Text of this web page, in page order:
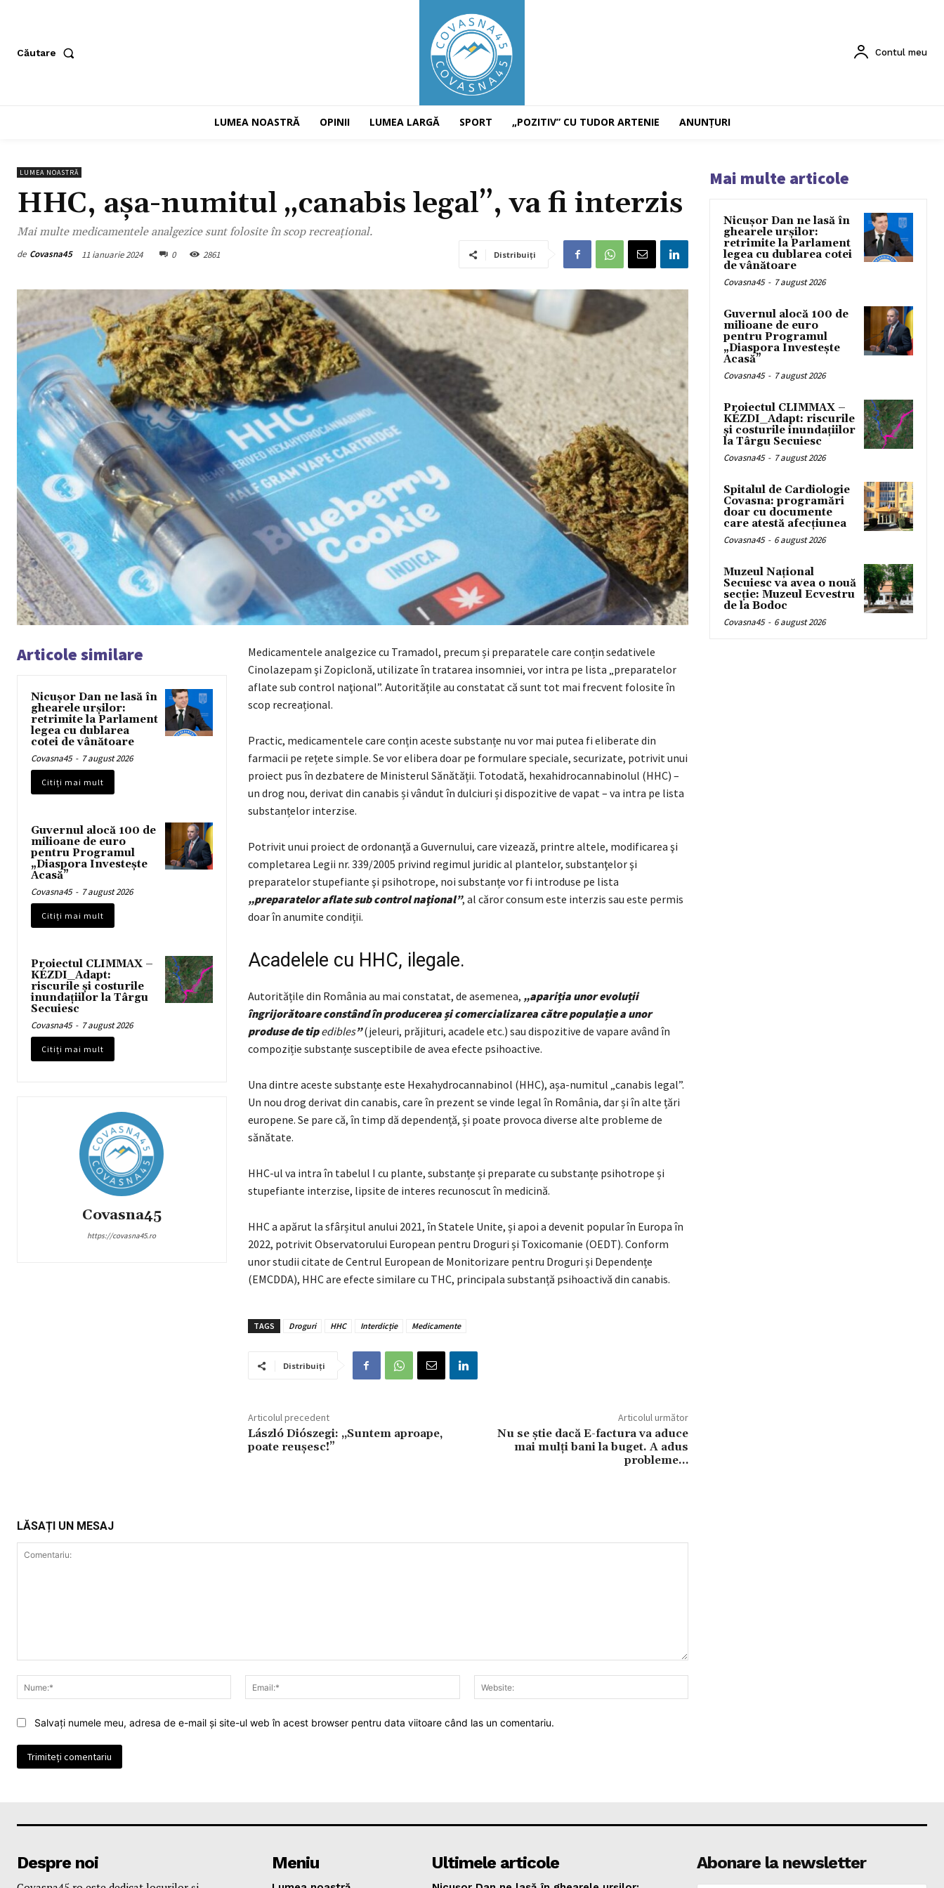
Căutare Contul meu
LUMEA NOASTRĂ OPINII LUMEA LARGĂ SPORT „POZITIV” CU TUDOR ARTENIE ANUNȚURI
LUMEA NOASTRĂ
HHC, așa-numitul „canabis legal”, va fi interzis
Mai multe medicamentele analgezice sunt folosite în scop recreațional.
de Covasna45 11 ianuarie 2024 0 2861 Distribuiți
Articole similare
Nicușor Dan ne lasă în
ghearele urșilor:
retrimite la Parlament
legea cu dublarea
cotei de vânătoare
Covasna45 - 7 august 2026
Citiți mai mult
Guvernul alocă 100 de
milioane de euro
pentru Programul
„Diaspora Investește
Acasă”
Covasna45 - 7 august 2026
Citiți mai mult
Proiectul CLIMMAX –
KÉZDI_Adapt:
riscurile și costurile
inundațiilor la Târgu
Secuiesc
Covasna45 - 7 august 2026
Citiți mai mult
Covasna45
https://covasna45.ro
Medicamentele analgezice cu Tramadol, precum și preparatele care conțin sedativele
Cinolazepam şi Zopiclonă, utilizate în tratarea insomniei, vor intra pe lista „preparatelor
aflate sub control naţional”. Autoritățile au constatat că sunt tot mai frecvent folosite în
scop recreațional.
Practic, medicamentele care conțin aceste substanțe nu vor mai putea fi eliberate din
farmacii pe rețete simple. Se vor elibera doar pe formulare speciale, securizate, potrivit unui
proiect pus în dezbatere de Ministerul Sănătății. Totodată, hexahidrocannabinolul (HHC) –
un drog nou, derivat din canabis și vândut în dulciuri și dispozitive de vapat – va intra pe lista
substanțelor interzise.
Potrivit unui proiect de ordonanţă a Guvernului, care vizează, printre altele, modificarea şi
completarea Legii nr. 339/2005 privind regimul juridic al plantelor, substanţelor şi
preparatelor stupefiante şi psihotrope, noi substanțe vor fi introduse pe lista
„preparatelor aflate sub control naţional”, al căror consum este interzis sau este permis
doar în anumite condiții.
Acadelele cu HHC, ilegale.
Autoritățile din România au mai constatat, de asemenea, „apariția unor evoluții
îngrijorătoare constând în producerea și comercializarea către populație a unor
produse de tipedibles”(jeleuri, prăjituri, acadele etc.) sau dispozitive de vapare având în
compoziție substanțe susceptibile de avea efecte psihoactive.
Una dintre aceste substanțe este Hexahydrocannabinol (HHC), așa-numitul „canabis legal”.
Un nou drog derivat din canabis, care în prezent se vinde legal în România, dar și în alte țări
europene. Se pare că, în timp dă dependență, și poate provoca diverse alte probleme de
sănătate.
HHC-ul va intra în tabelul I cu plante, substanțe și preparate cu substanțe psihotrope și
stupefiante interzise, lipsite de interes recunoscut în medicină.
HHC a apărut la sfârșitul anului 2021, în Statele Unite, și apoi a devenit popular în Europa în
2022, potrivit Observatorului European pentru Droguri și Toxicomanie (OEDT). Conform
unor studii citate de Centrul European de Monitorizare pentru Droguri și Dependențe
(EMCDDA), HHC are efecte similare cu THC, principala substanță psihoactivă din canabis.
TAGS Droguri HHC Interdicție Medicamente
Distribuiți
Articolul precedent
László Diószegi: „Suntem aproape,
poate reușesc!”
Articolul următor
Nu se știe dacă E-factura va aduce
mai mulți bani la buget. A adus
probleme…
LĂSAȚI UN MESAJ
Nume:*
Email:*
Salvați numele meu, adresa de e-mail și site-ul web în acest browser pentru data viitoare când las un comentariu.
Mai multe articole
Nicușor Dan ne lasă în
ghearele urșilor:
retrimite la Parlament
legea cu dublarea cotei
de vânătoare
Covasna45 - 7 august 2026
Guvernul alocă 100 de
milioane de euro
pentru Programul
„Diaspora Investește
Acasă”
Covasna45 - 7 august 2026
Proiectul CLIMMAX –
KÉZDI_Adapt: riscurile
și costurile inundațiilor
la Târgu Secuiesc
Covasna45 - 7 august 2026
Spitalul de Cardiologie
Covasna: programări
doar cu documente
care atestă afecțiunea
Covasna45 - 6 august 2026
Muzeul Național
Secuiesc va avea o nouă
secție: Muzeul Ecvestru
de la Bodoc
Covasna45 - 6 august 2026
Despre noi Meniu Ultimele articole Abonare la newsletter